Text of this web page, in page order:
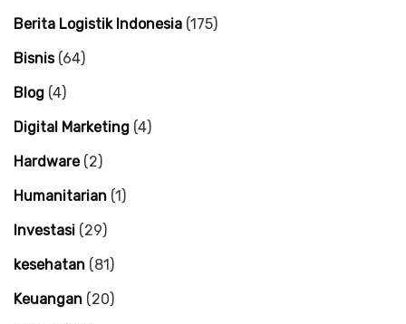
Berita Logistik Indonesia (175)
Bisnis(64)
Blog (4)
Digital Marketing (4)
Hardware(2)
Humanitarian (1)
Investasi (29)
kesehatan (81)
Keuangan (20)